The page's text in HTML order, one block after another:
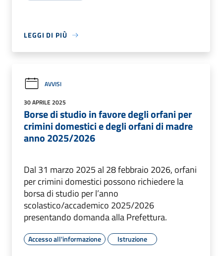
LEGGI DI PIÙ
AVVISI
30 APRILE 2025
Borse di studio in favore degli orfani per
crimini domestici e degli orfani di madre
anno 2025/2026
Dal 31 marzo 2025 al 28 febbraio 2026, orfani
per crimini domestici possono richiedere la
borsa di studio per l’anno
scolastico/accademico 2025/2026
presentando domanda alla Prefettura.
Accesso all'informazione Istruzione